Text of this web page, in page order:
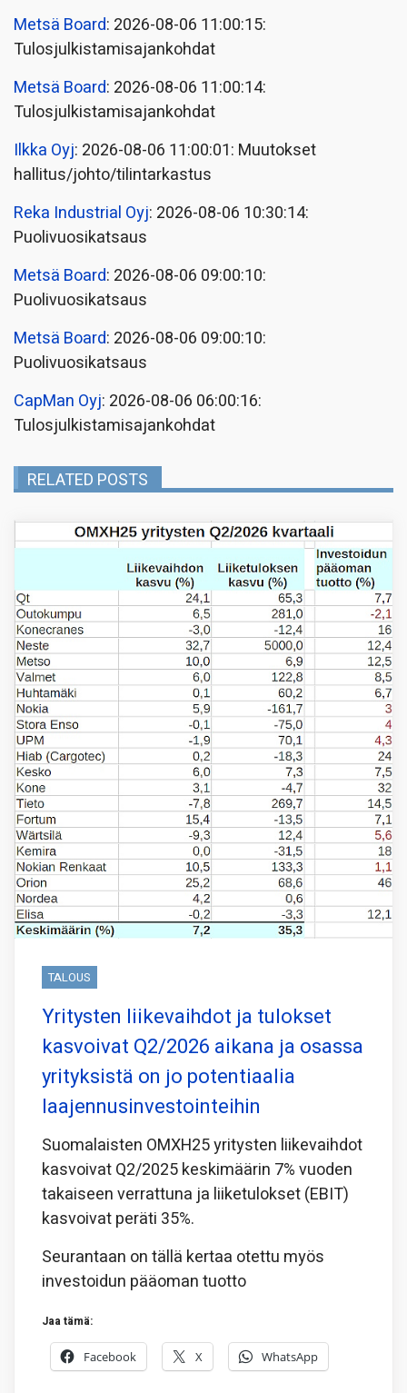
Metsä Board: 2026-08-06 11:00:15:
Tulosjulkistamisajankohdat
Metsä Board: 2026-08-06 11:00:14:
Tulosjulkistamisajankohdat
Ilkka Oyj: 2026-08-06 11:00:01: Muutokset
hallitus/johto/tilintarkastus
Reka Industrial Oyj: 2026-08-06 10:30:14:
Puolivuosikatsaus
Metsä Board: 2026-08-06 09:00:10:
Puolivuosikatsaus
Metsä Board: 2026-08-06 09:00:10:
Puolivuosikatsaus
CapMan Oyj: 2026-08-06 06:00:16:
Tulosjulkistamisajankohdat
RELATED POSTS
TALOUS
Yritysten liikevaihdot ja tulokset
kasvoivat Q2/2026 aikana ja osassa
yrityksistä on jo potentiaalia
laajennusinvestointeihin
Suomalaisten OMXH25 yritysten liikevaihdot
kasvoivat Q2/2025 keskimäärin 7% vuoden
takaiseen verrattuna ja liiketulokset (EBIT)
kasvoivat peräti 35%.
Seurantaan on tällä kertaa otettu myös
investoidun pääoman tuotto
Jaa tämä:
Facebook X WhatsApp